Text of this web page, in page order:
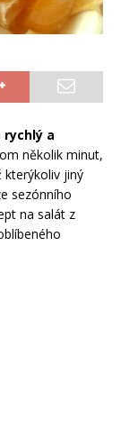
rychlý a
několik minut,
kterýkoliv jiný
sezónního
na salát z